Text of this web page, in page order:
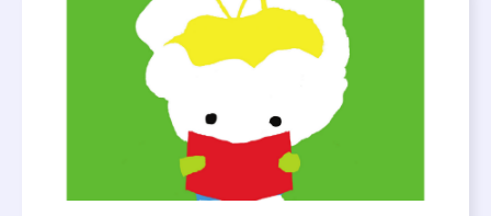
BIBLIOTHÈQUES ÉVÉNEMENTS , LECTURE INDIVIDUALISÉE
LITTÉRATURE JEUNESSE